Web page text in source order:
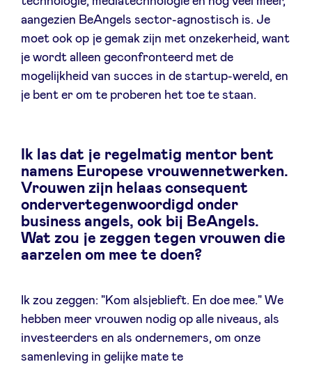
aangezien BeAngels sector-agnostisch is. Je
moet ook op je gemak zijn met onzekerheid, want
je wordt alleen geconfronteerd met de
mogelijkheid van succes in de startup-wereld, en
je bent er om te proberen het toe te staan.
Ik las dat je regelmatig mentor bent
namens Europese vrouwennetwerken.
Vrouwen zijn helaas consequent
ondervertegenwoordigd onder
business angels, ook bij BeAngels.
Wat zou je zeggen tegen vrouwen die
aarzelen om mee te doen?
Ik zou zeggen: "Kom alsjeblieft. En doe mee." We
hebben meer vrouwen nodig op alle niveaus, als
investeerders en als ondernemers, om onze
samenleving in gelijke mate te